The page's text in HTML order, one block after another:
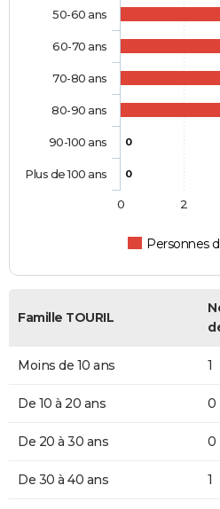
0
0
Personnes
50-60 ans
60-70 ans
70-80 ans
80-90 ans
90-100 ans
Plus de 100 ans
0 2
Famille TOURIL
Moins de 10 ans 1
De 10 à 20 ans 0
De 20 à 30 ans 0
De 30 à 40 ans 1